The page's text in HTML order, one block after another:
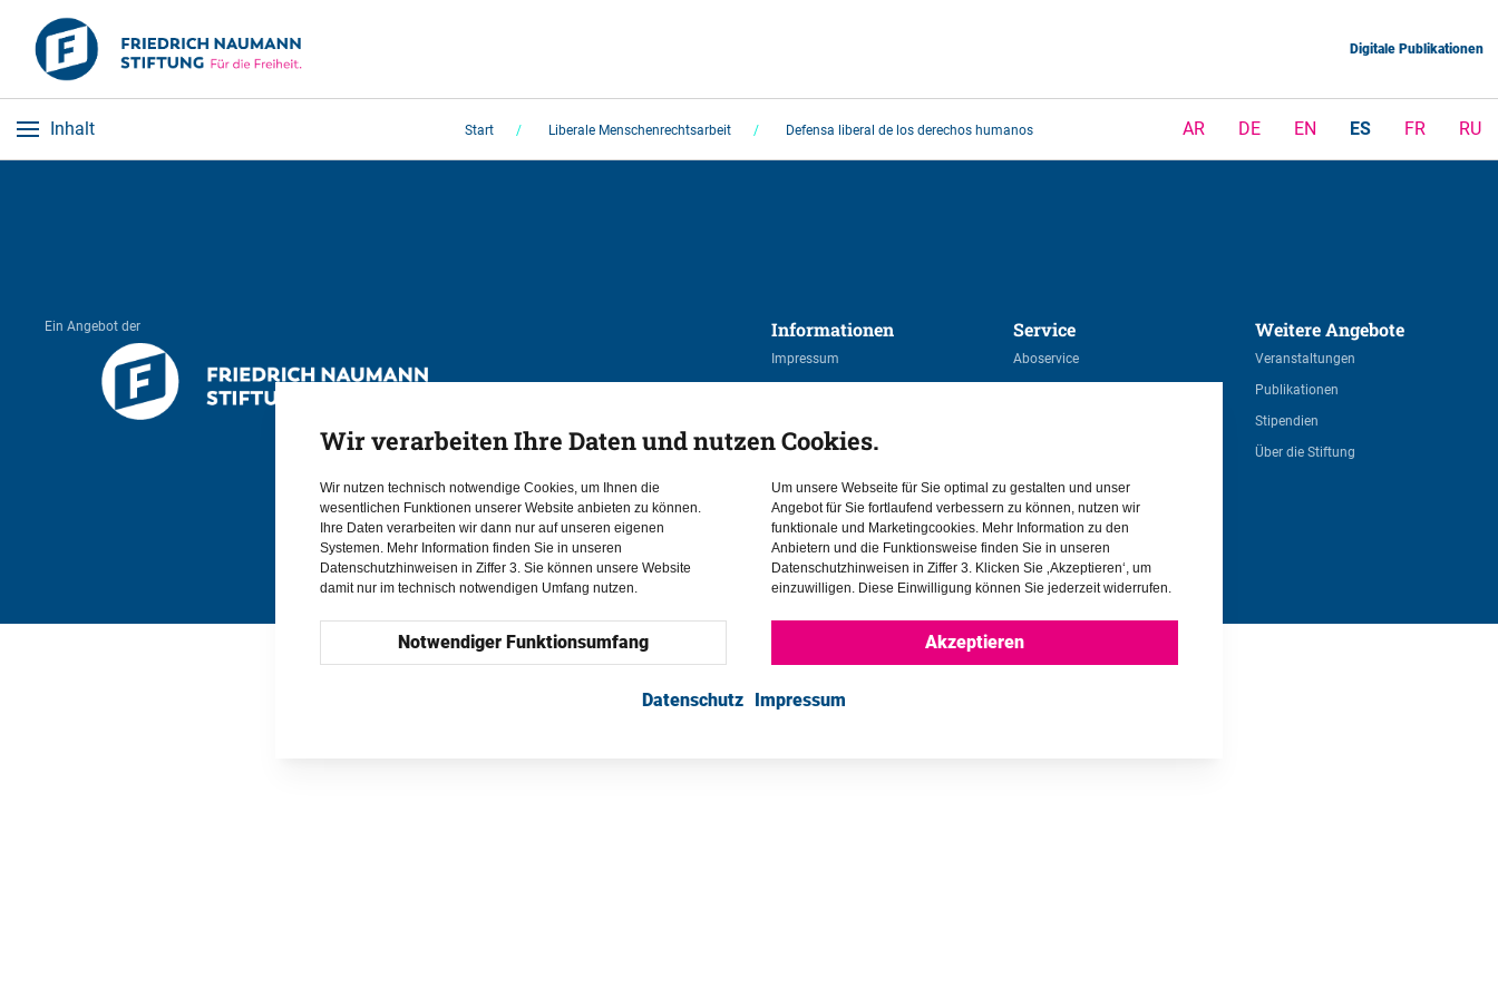
Digitale Publikationen
Inhalt Start Liberale Menschenrechtsarbeit Defensa liberal de los derechos humanos AR DE EN ES FR RU
Ein Angebot der Informationen
Impressum
Service
Aboservice
Weitere Angebote
Veranstaltungen
Publikationen
Stipendien
Über die Stiftung
Wir verarbeiten Ihre Daten und nutzen Cookies.
Wir nutzen technisch notwendige Cookies, um Ihnen die
wesentlichen Funktionen unserer Website anbieten zu können.
Ihre Daten verarbeiten wir dann nur auf unseren eigenen
Systemen. Mehr Information finden Sie in unseren
Datenschutzhinweisen in Ziffer 3. Sie können unsere Website
damit nur im technisch notwendigen Umfang nutzen.
Notwendiger Funktionsumfang
Um unsere Webseite für Sie optimal zu gestalten und unser
Angebot für Sie fortlaufend verbessern zu können, nutzen wir
funktionale und Marketingcookies. Mehr Information zu den
Anbietern und die Funktionsweise finden Sie in unseren
Datenschutzhinweisen in Ziffer 3. Klicken Sie ‚Akzeptieren‘, um
einzuwilligen. Diese Einwilligung können Sie jederzeit widerrufen.
Akzeptieren
Datenschutz Impressum